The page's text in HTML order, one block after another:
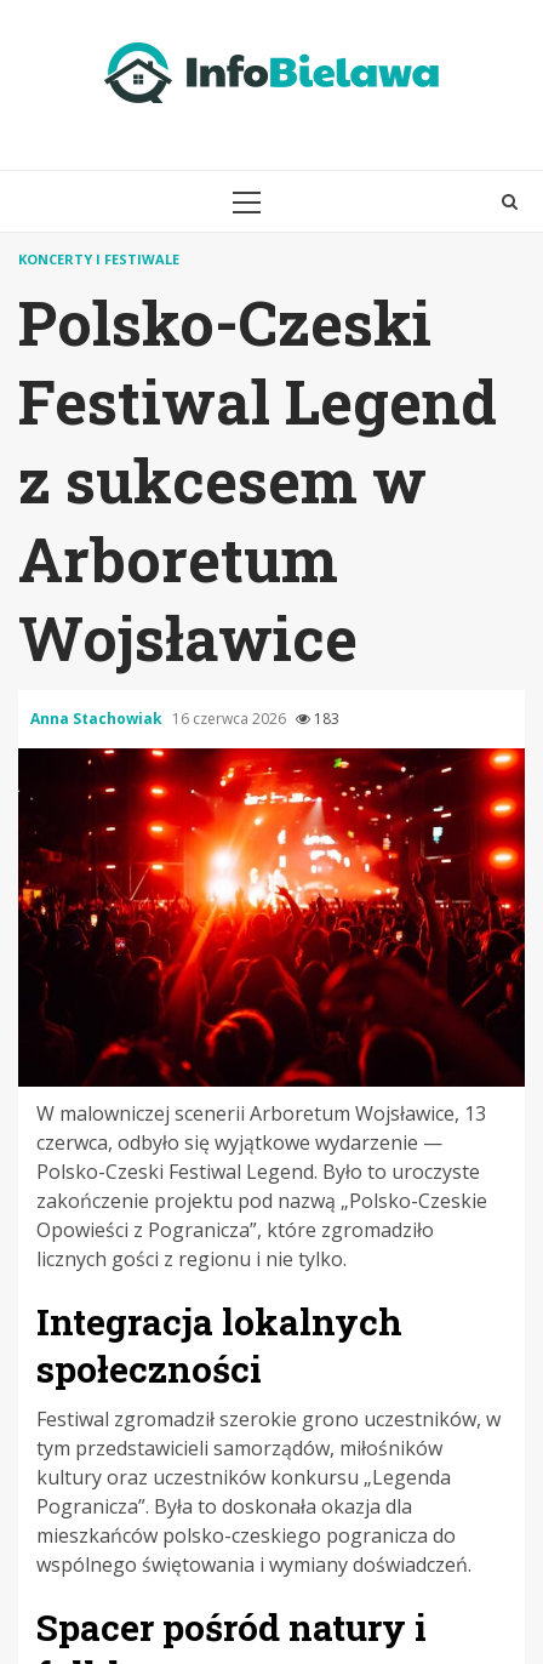
PRIMARY
KONCERTY I FESTIWALE
Polsko-Czeski
Festiwal Legend
z sukcesem w
Arboretum
Wojsławice
Anna Stachowiak 16 czerwca 2026 183
W malowniczej scenerii Arboretum Wojsławice, 13
czerwca, odbyło się wyjątkowe wydarzenie —
Polsko-Czeski Festiwal Legend. Było to uroczyste
zakończenie projektu pod nazwą „Polsko-Czeskie
Opowieści z Pogranicza”, które zgromadziło
licznych gości z regionu i nie tylko.
Integracja lokalnych
społeczności
Festiwal zgromadził szerokie grono uczestników, w
tym przedstawicieli samorządów, miłośników
kultury oraz uczestników konkursu „Legenda
Pogranicza”. Była to doskonała okazja dla
mieszkańców polsko-czeskiego pogranicza do
wspólnego świętowania i wymiany doświadczeń.
Spacer pośród natury i